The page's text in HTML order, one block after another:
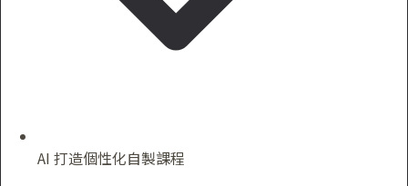
AI 打造個性化自製課程